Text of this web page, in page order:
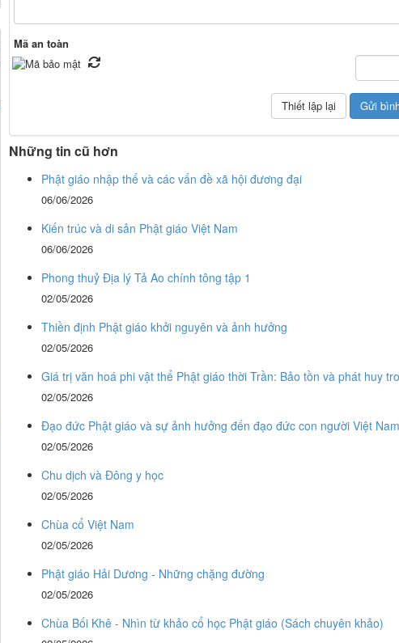
Mã an toàn
Những tin cũ hơn
Phật giáo nhập thế và các vấn đề xã hội đương đại
06/06/2026
Kiến trúc và di sản Phật giáo Việt Nam
06/06/2026
Phong thuỷ Địa lý Tả Ao chính tông tập 1
02/05/2026
Thiền định Phật giáo khởi nguyên và ảnh hưởng
02/05/2026
Giá trị văn hoá phi vật thể Phật giáo thời Trần: Bảo tồn và phát huy
02/05/2026
Đạo đức Phật giáo và sự ảnh hưởng đến đạo đức con người Việt
02/05/2026
Chu dịch và Đông y học
02/05/2026
Chùa cổ Việt Nam
02/05/2026
Phật giáo Hải Dương - Những chặng đường
02/05/2026
Chùa Bối Khê - Nhìn từ khảo cổ học Phật giáo (Sách chuyên khảo)